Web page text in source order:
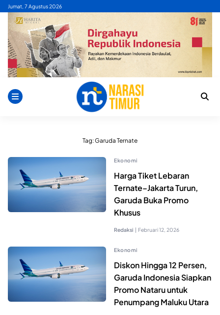
Skip
content
Jumat, 7 Agustus 2026
Tag:Garuda Ternate
Ekonomi
Harga Tiket Lebaran
Ternate–Jakarta Turun,
Garuda Buka Promo
Khusus
Redaksi | Februari 12, 2026
Ekonomi
Diskon Hingga 12 Persen,
Garuda Indonesia Siapkan
Promo Nataru untuk
Penumpang Maluku Utara